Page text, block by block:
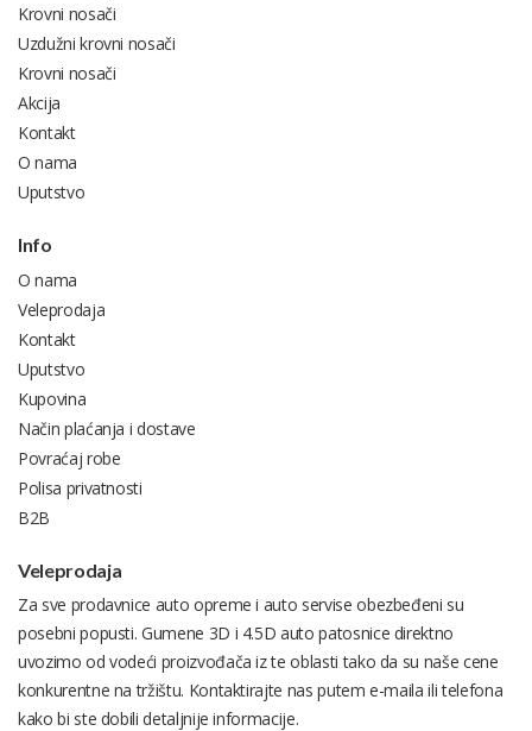
Krovni nosači
Uzdužni krovni nosači
Krovni nosači
Akcija
Kontakt
O nama
Uputstvo
Info
O nama
Veleprodaja
Kontakt
Uputstvo
Kupovina
Način plaćanja i dostave
Povraćaj robe
Polisa privatnosti
B2B
Veleprodaja
Za sve prodavnice auto opreme i auto servise obezbeđeni su
posebni popusti. Gumene 3D i 4.5D auto patosnice direktno
uvozimo od vodeći proizvođača iz te oblasti tako da su naše cene
konkurentne na tržištu. Kontaktirajte nas putem e-maila ili telefona
kako bi ste dobili detaljnije informacije.